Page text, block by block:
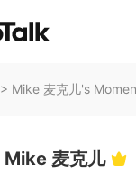
> Mike 麦克儿's
Mike 麦克儿